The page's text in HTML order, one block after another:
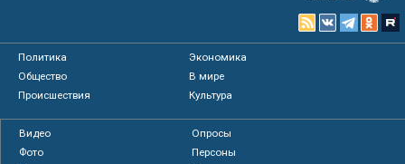
Политика
Экономика
Общество
В мире
Происшествия
Культура
Видео
Опросы
Фото
Персоны